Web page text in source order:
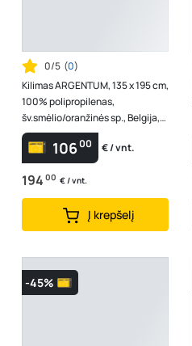
0/5 (0)
Kilimas ARGENTUM, 135 x 195 cm,
100% polipropilenas,
šv.smėlio/oranžinės sp., Belgija,
63807828004
10600 € / vnt.
194 00 € / vnt.
Į krepšelį
-45%